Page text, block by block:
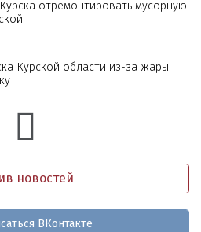
отремонтировать мусорную
Курской области из-за жары
новостей
ВКонтакте